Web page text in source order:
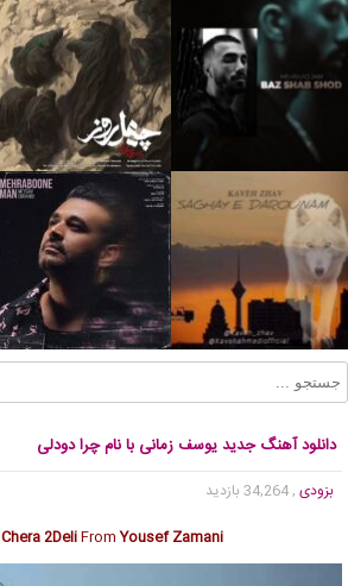
دانلود آهنگ جدید یوسف زمانی با نام چرا دودلی
بزودی , 34,264 بازدید
Chera 2DeliFromYousef Zamani